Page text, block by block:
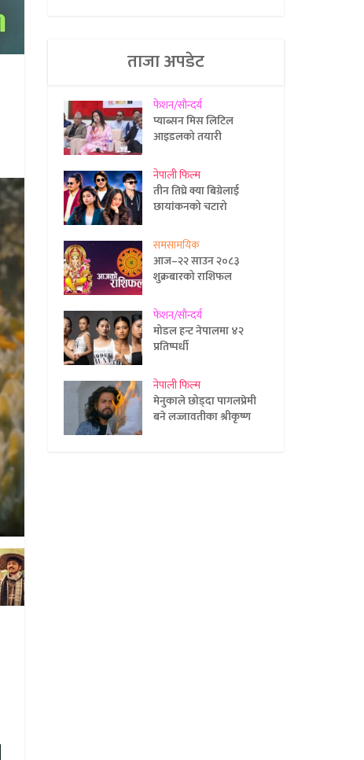
ताजा अपडेट
फेशन/सौन्दर्य
प्याब्सन मिस लिटिल
आइडलको तयारी
नेपाली फिल्म
तीन तिघ्रे क्या बिग्रेलाई
छायांकनको चटारो
समसामयिक
आज–२२ साउन २०८३
शुक्रबारको राशिफल
फेशन/सौन्दर्य
मोडल हन्ट नेपालमा ४२
प्रतिष्पर्धी
नेपाली फिल्म
मेनुकाले छोड्दा पागलप्रेमी
बने लज्जावतीका श्रीकृष्ण